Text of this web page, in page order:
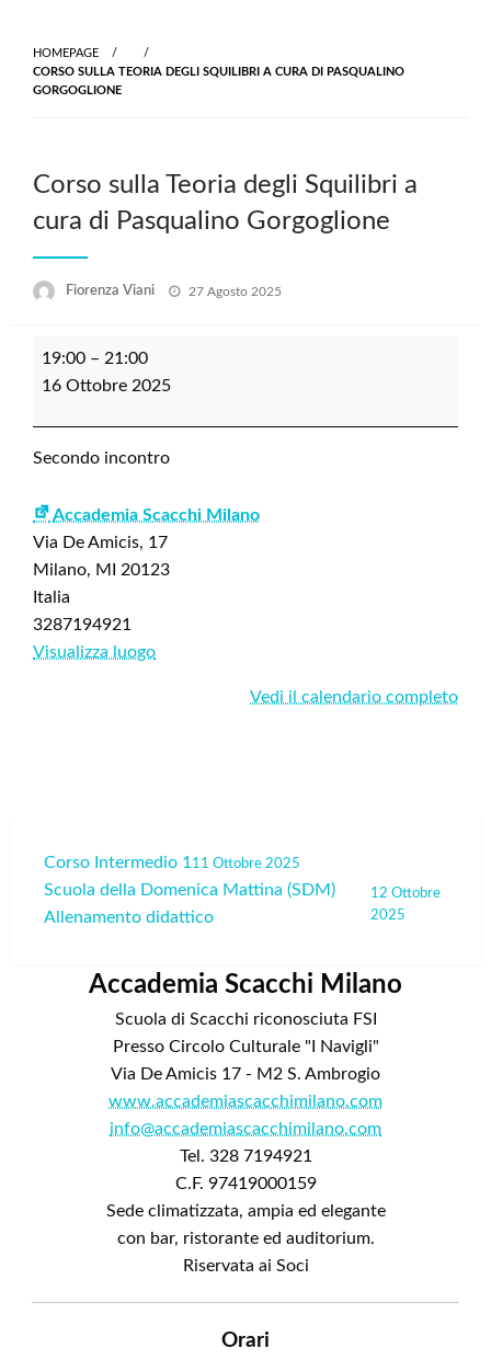
content
HOMEPAGE
CORSO SULLA TEORIA DEGLI SQUILIBRI A CURA DI PASQUALINO
GORGOGLIONE
Corso sulla Teoria degli Squilibri a
cura di Pasqualino Gorgoglione
Fiorenza Viani
Posted
27 Agosto 2025
Corso
sulla
degli
Squilibri
cura
di
Pasqualino
Gorgoglione
19:00 – 21:00
16 Ottobre 2025
Secondo incontro
Accademia Scacchi Milano
Via De Amicis, 17
Milano, MI
20123
Italia
3287194921
Visualizza luogo
Vedi il calendario completo
Navigazione
articoli
Corso Intermedio 1 11 Ottobre 2025
Scuola della Domenica Mattina (SDM)
Allenamento didattico
12 Ottobre
2025
Accademia Scacchi Milano
Scuola di Scacchi riconosciuta FSI
Presso Circolo Culturale "I Navigli"
Via De Amicis 17 - M2 S. Ambrogio
www.accademiascacchimilano.com
info@accademiascacchimilano.com
Tel. 328 7194921
C.F. 97419000159
Sede climatizzata, ampia ed elegante
con bar, ristorante ed auditorium.
Riservata ai Soci
Orari